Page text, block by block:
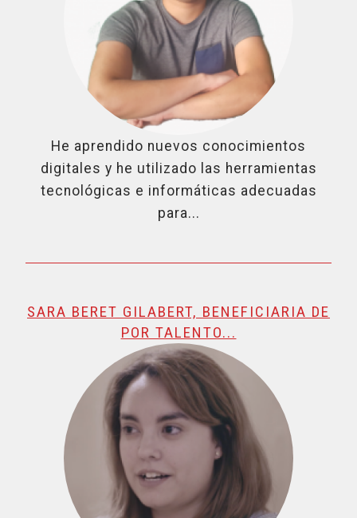
He aprendido nuevos conocimientos
digitales y he utilizado las herramientas
tecnológicas e informáticas adecuadas
para...
SARA BERET GILABERT, BENEFICIARIA DE
POR TALENTO...